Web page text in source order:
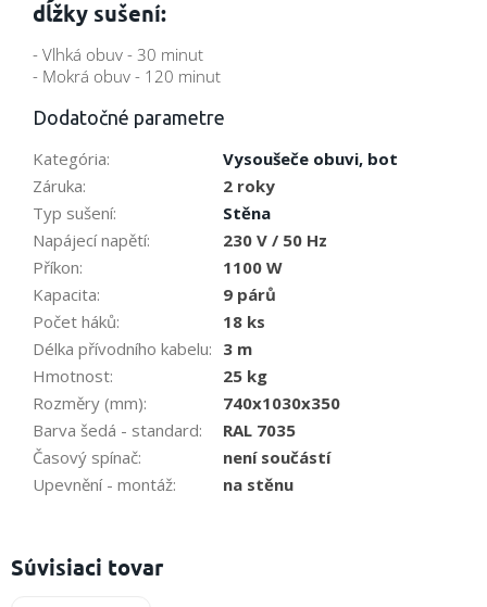
Súvisiaci tovar
dĺžky sušení:
- Vlhká obuv - 30 minut
- Mokrá obuv - 120 minut
Dodatočné parametre
Kategória:
Vysoušeče obuvi, bot
Záruka:
2 roky
Typ sušení:
Stěna
Napájecí napětí:
230 V / 50 Hz
Příkon:
1100 W
Kapacita:
9 párů
Počet háků:
18 ks
Délka přívodního kabelu: 3 m
Hmotnost:
25 kg
Rozměry (mm):
740x1030x350
Barva šedá - standard:
RAL 7035
Časový spínač:
není součástí
Upevnění - montáž: na stěnu